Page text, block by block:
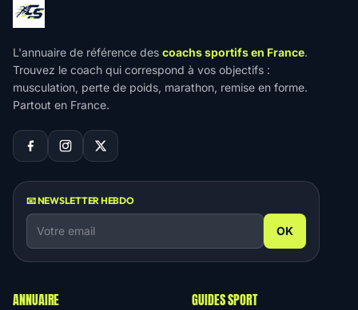
L'annuaire de référence des coachs sportifs en France.
Trouvez le coach qui correspond à vos objectifs :
musculation, perte de poids, marathon, remise en forme.
Partout en France.
📧 NEWSLETTER HEBDO
OK
ANNUAIRE GUIDES SPORT